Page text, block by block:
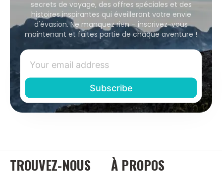
secrets de voyage, des offres spéciales et des
histoires inspirantes qui éveilleront votre envie
d'évasion. Ne manquez rien – inscrivez-vous
maintenant et faites partie de chaque aventure !
TROUVEZ-NOUS À PROPOS